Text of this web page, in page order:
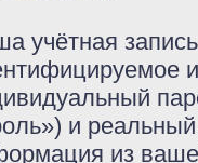
учётная
и
из